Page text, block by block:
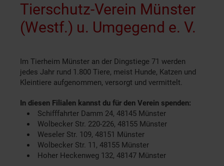
Tierschutz-Verein Münster
(Westf.) u. Umgegend e. V.
Im Tierheim Münster an der Dingstiege 71 werden
jedes Jahr rund 1.800 Tiere, meist Hunde, Katzen und
Kleintiere aufgenommen, versorgt und vermittelt.
In diesen Filialen kannst du für den Verein spenden:
Schifffahrter Damm 24, 48145 Münster
Wolbecker Str. 220-226, 48155 Münster
Weseler Str. 109, 48151 Münster
Wolbecker Str. 11, 48155 Münster
Hoher Heckenweg 132, 48147 Münster